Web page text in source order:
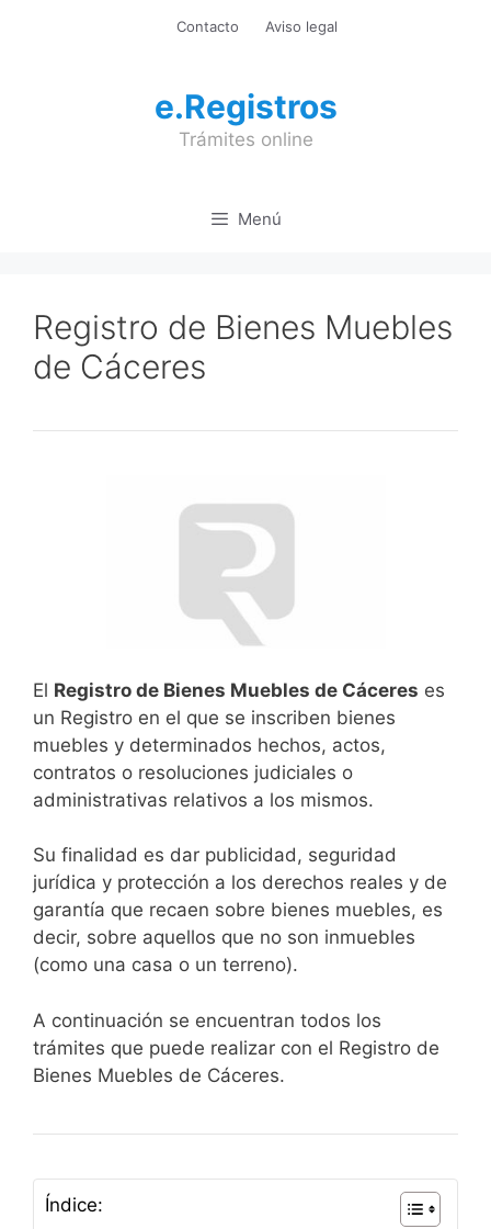
Contacto Aviso legal
e.Registros
Trámites online
Menú
Registro de Bienes Muebles
de Cáceres
El Registro de Bienes Muebles de Cáceres es
un Registro en el que se inscriben bienes
muebles y determinados hechos, actos,
contratos o resoluciones judiciales o
administrativas relativos a los mismos.
Su finalidad es dar publicidad, seguridad
jurídica y protección a los derechos reales y de
garantía que recaen sobre bienes muebles, es
decir, sobre aquellos que no son inmuebles
(como una casa o un terreno).
A continuación se encuentran todos los
trámites que puede realizar con el Registro de
Bienes Muebles de Cáceres.
Índice: